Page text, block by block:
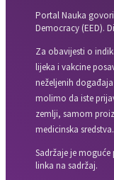
Portal Nauka
Democracy (EED).
Za obavijesti o
lijeka i vakcine
neželjenih
molimo da iste
zemlji, samom
medicinska sredstva.
Sadržaje je
linka na sadržaj.